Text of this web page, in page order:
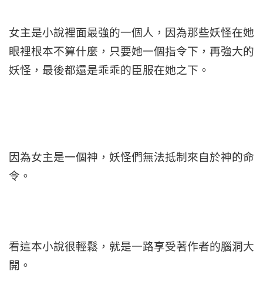
女主是小說裡面最強的一個人，因為那些妖怪在她
眼裡根本不算什麼，只要她一個指令下，再強大的
妖怪，最後都還是乖乖的臣服在她之下。
因為女主是一個神，妖怪們無法抵制來自於神的命
令。
看這本小說很輕鬆，就是一路享受著作者的腦洞大
開。